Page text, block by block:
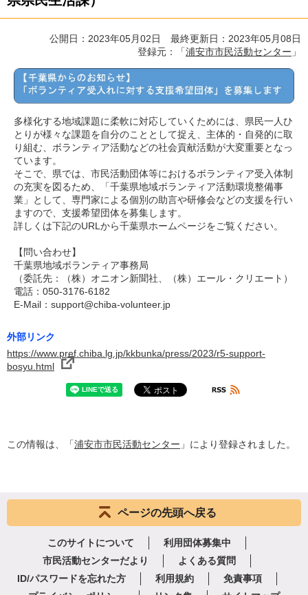
公開日：2023年05月02日 最終更新日：2023年05月08日
登録元：「浦安市市民活動センター 」
多様化する地域課題に柔軟に対応していくためには、県民一人ひ
とりが様々な課題を自分のこととして捉え、主体的・自発的に取
り組む、ボランティア活動などの社会貢献活動が大変重要となっ
ています。
そこで、県では、市民活動団体等におけるボランティア受入体制
の充実を図るため、「千葉県地域ボランティア活動環境整備事
業」として、専門家による個別の助言や研修会などの支援を行い
ますので、支援希望団体を募集します。
詳しくは下記のURLから千葉県ホームページをご覧ください。
【問い合わせ】
千葉県地域ボランティア事務局
（委託先：（株）オニオン新聞社、（株）エール・クリエート）
電話：050-3176-6182
E-Mail：support@chiba-volunteer.jp
外部リンク
https://www.pref.chiba.lg.jp/kkbunka/press/2023/r5-support-
bosyu.html
この情報は、「浦安市市民活動センター 」により登録されました。
ページの先頭へ戻る
このサイトについて
利用団体募集中
市民活動センターだより
よくある質問
ID/パスワードを忘れた方
利用規約
免責事項